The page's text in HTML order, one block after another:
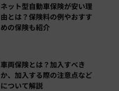
ネット型自動車保険が安い理
由とは？保険料の例やおすす
めの保険も紹介
車両保険とは？加入すべき
か、加入する際の注意点など
について解説